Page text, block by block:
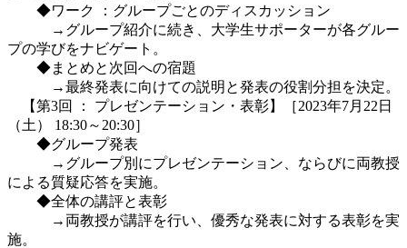
◆ワーク ：グループごとのディスカッション
→グループ紹介に続き、大学生サポーターが各グルー
プの学びをナビゲート。
◆まとめと次回への宿題
→最終発表に向けての説明と発表の役割分担を決定。
【第3回 ： プレゼンテーション・表彰】［2023年7月22日
（土） 18:30～20:30］
◆グループ発表
→グループ別にプレゼンテーション、ならびに両教授
による質疑応答を実施。
◆全体の講評と表彰
→両教授が講評を行い、優秀な発表に対する表彰を実
施。